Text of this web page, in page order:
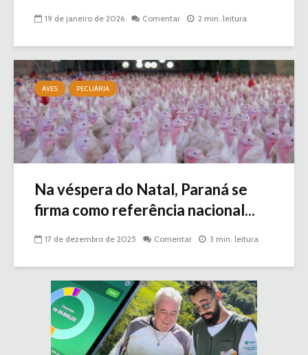
19 de janeiro de 2026 Comentar 2 min. leitura
AVES PECUÁRIA
Na véspera do Natal, Paraná se
firma como referência nacional...
17 de dezembro de 2025 Comentar 3 min. leitura